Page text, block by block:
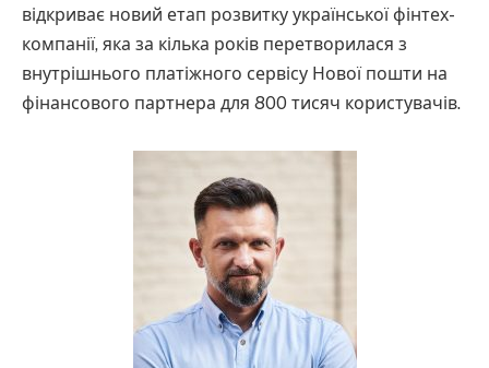
відкриває новий етап розвитку української фінтех-
компанії, яка за кілька років перетворилася з
внутрішнього платіжного сервісу Нової пошти на
фінансового партнера для 800 тисяч користувачів.